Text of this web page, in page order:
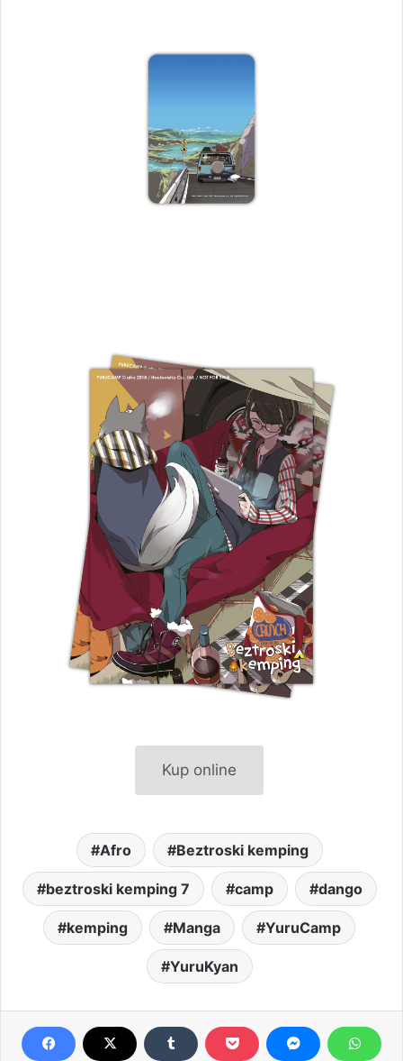
Kup online
Afro Beztroski kemping
beztroski kemping 7 camp dango
kemping Manga YuruCamp
YuruKyan